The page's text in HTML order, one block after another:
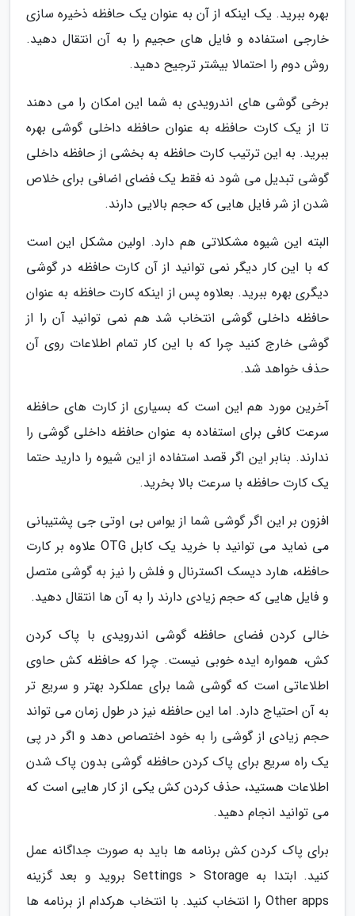
بهره ببرید. یک اینکه از آن به عنوان یک حافظه ذخیره سازی
خارجی استفاده و فایل های حجیم را به آن انتقال دهید.
روش دوم را احتمالا بیشتر ترجیح دهید.
برخی گوشی های اندرویدی به شما این امکان را می دهند
تا از یک کارت حافظه به عنوان حافظه داخلی گوشی بهره
ببرید. به این ترتیب کارت حافظه به بخشی از حافظه داخلی
گوشی تبدیل می شود نه فقط یک فضای اضافی برای خلاص
شدن از شر فایل هایی که حجم بالایی دارند.
البته این شیوه مشکلاتی هم دارد. اولین مشکل این است
که با این کار دیگر نمی توانید از آن کارت حافظه در گوشی
دیگری بهره ببرید. بعلاوه پس از اینکه کارت حافظه به عنوان
حافظه داخلی گوشی انتخاب شد هم نمی توانید آن را از
گوشی خارج کنید چرا که با این کار تمام اطلاعات روی آن
حذف خواهد شد.
آخرین مورد هم این است که بسیاری از کارت های حافظه
سرعت کافی برای استفاده به عنوان حافظه داخلی گوشی را
ندارند. بنابر این اگر قصد استفاده از این شیوه را دارید حتما
یک کارت حافظه با سرعت بالا بخرید.
افزون بر این اگر گوشی شما از یواس بی اوتی جی پشتیبانی
می نماید می توانید با خرید یک کابل OTG علاوه بر کارت
حافظه، هارد دیسک اکسترنال و فلش را نیز به گوشی متصل
و فایل هایی که حجم زیادی دارند را به آن ها انتقال دهید.
خالی کردن فضای حافظه گوشی اندرویدی با پاک کردن
کش، همواره ایده خوبی نیست. چرا که حافظه کش حاوی
اطلاعاتی است که گوشی شما برای عملکرد بهتر و سریع تر
به آن احتیاج دارد. اما این حافظه نیز در طول زمان می تواند
حجم زیادی از گوشی را به خود اختصاص دهد و اگر در پی
یک راه سریع برای پاک کردن حافظه گوشی بدون پاک شدن
اطلاعات هستید، حذف کردن کش یکی از کار هایی است که
می توانید انجام دهید.
برای پاک کردن کش برنامه ها باید به صورت جداگانه عمل
کنید. ابتدا به Settings > Storage بروید و بعد گزینه
Other apps را انتخاب کنید. با انتخاب هرکدام از برنامه ها